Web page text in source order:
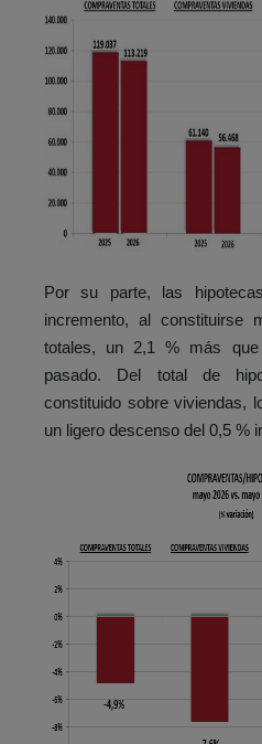
Por su parte, las
incremento, al constituirse
totales, un 2,1 % más
pasado. Del total de
constituido sobre viviendas,
un ligero descenso del 0,5 %